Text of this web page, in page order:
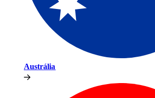
Austrália​​